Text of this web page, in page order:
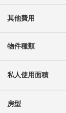
其他費用
物件種類
私人使用面積
房型